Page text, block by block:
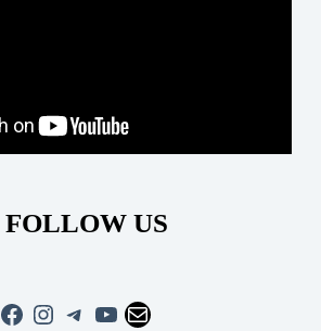
FOLLOW US
Facebook
Instagram
Telegram
YouTube
Mail